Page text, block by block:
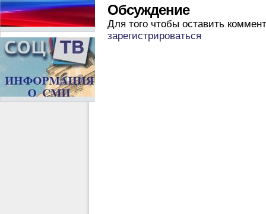
Обсуждение
Для того чтобы оставить
зарегистрироваться